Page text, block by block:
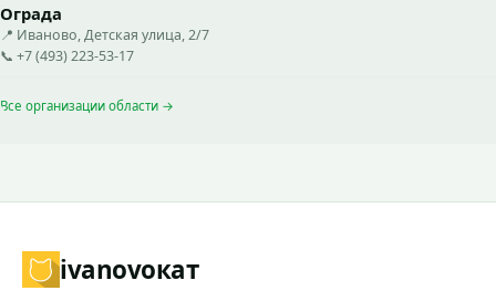
Ограда
📍 Иваново, Детская улица, 2/7
📞 +7 (493) 223-53-17
Все организации области →
ivanovoкат